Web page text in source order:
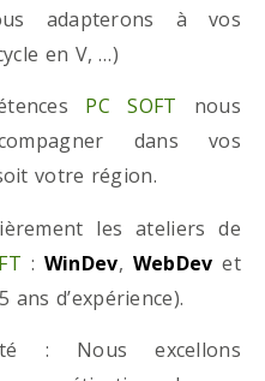
adapterons à vos
en V, …)
PC SOFT nous
dans vos
votre région.
les ateliers de
: WinDev, WebDev et
ans d’expérience).
: Nous excellons